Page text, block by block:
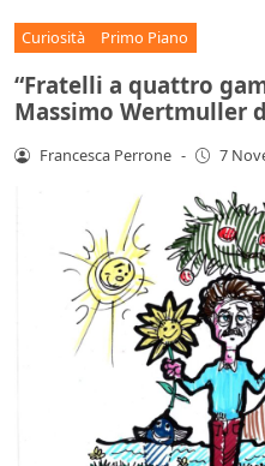
Curiosità Primo Piano
“Fratelli a quattro
Massimo Wertmuller
Francesca Perrone - 7